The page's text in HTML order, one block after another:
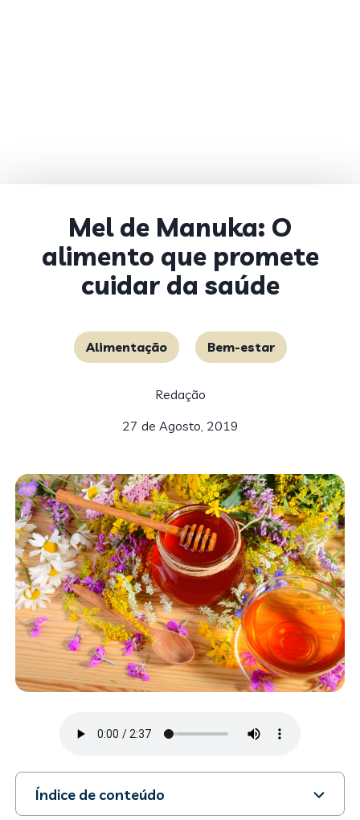
Mel de Manuka: O
alimento que promete
cuidar da saúde
Alimentação Bem-estar
Redação
27 de Agosto, 2019
Índice de conteúdo